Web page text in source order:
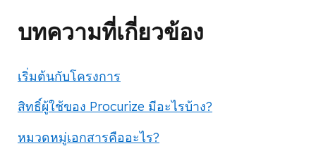
บทความที่เกี่ยวข้อง
เริ่มต้นกับโครงการ
สิทธิ์ผู้ใช้ของ Procurize มีอะไรบ้าง?
หมวดหมู่เอกสารคืออะไร?